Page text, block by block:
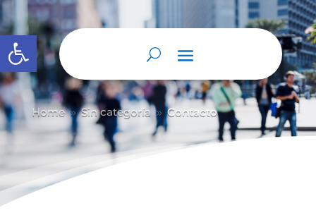
Abrir barra de herramientas
Home 9 Sin categoría 9 Contacto